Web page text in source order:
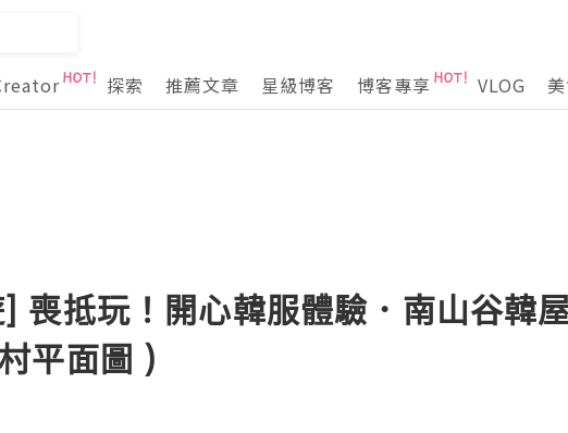
探索 推薦文章 星級博客 博客專享 VLOG
喪抵玩！開心韓服體驗．南山谷韓
平面圖 )